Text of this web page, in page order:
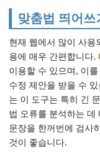
맞춤법 띄어
현재 웹에서 많이 사용
용에 매우 간편합니다.
이용할 수 있으며, 이
수정 제안을 받을 수
는 이 도구는 특히 긴
법 오류를 분석하는 데
문장을 한꺼번에 검사
것이 좋습니다.